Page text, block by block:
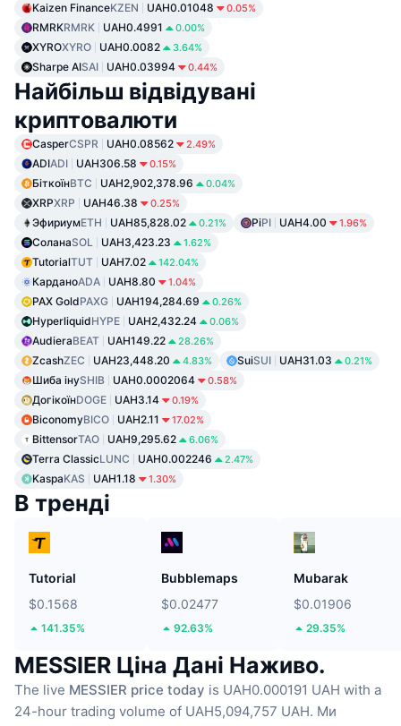
Kaizen FinanceKZEN UAH0.01048 0.05%
RMRKRMRK UAH0.4991 0.00%
XYROXYRO UAH0.0082 3.64%
Sharpe AISAI UAH0.03994 0.44%
Найбільш відвідувані
криптовалюти
CasperCSPR UAH0.08562 2.49%
ADIADI UAH306.58 0.15%
БіткоїнBTC UAH2,902,378.96 0.04%
XRPXRP UAH46.38 0.25%
ЭфириумETH UAH85,828.02 0.21% PiPI UAH4.00 1.96%
СоланаSOL UAH3,423.23 1.62%
TutorialTUT UAH7.02 142.04%
КарданоADA UAH8.80 1.04%
PAX GoldPAXG UAH194,284.69 0.26%
HyperliquidHYPE UAH2,432.24 0.06%
AudieraBEAT UAH149.22 28.26%
ZcashZEC UAH23,448.20 4.83% SuiSUI UAH31.03 0.21%
Шиба інуSHIB UAH0.0002064 0.58%
ДогікоїнDOGE UAH3.14 0.19%
BiconomyBICO UAH2.11 17.02%
BittensorTAO UAH9,295.62 6.06%
Terra ClassicLUNC UAH0.002246 2.47%
KaspaKAS UAH1.18 1.30%
В тренді
Tutorial
$0.1568
141.35%
Bubblemaps
$0.02477
92.63%
Mubarak
$0.01906
29.35%
MESSIER Ціна Дані Наживо.
The live MESSIER price today is UAH0.000191 UAH with a
24-hour trading volume of UAH5,094,757 UAH. Ми